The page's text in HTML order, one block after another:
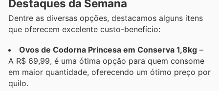
Destaques da Semana
Dentre as diversas opções, destacamos alguns itens
que oferecem excelente custo-benefício:
Ovos de Codorna Princesa em Conserva 1,8kg –
A R$ 69,99, é uma ótima opção para quem consome
em maior quantidade, oferecendo um ótimo preço por
quilo.